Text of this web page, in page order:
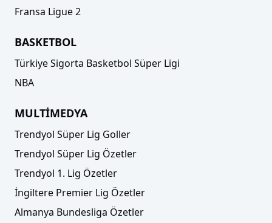
Fransa Ligue 2
BASKETBOL
Türkiye Sigorta Basketbol Süper Ligi
NBA
MULTİMEDYA
Trendyol Süper Lig Goller
Trendyol Süper Lig Özetler
Trendyol 1. Lig Özetler
İngiltere Premier Lig Özetler
Almanya Bundesliga Özetler